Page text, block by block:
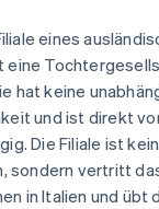
eines
eine
hat keine
und ist direkt
Die Filiale ist
sondern vertritt
in Italien und übt